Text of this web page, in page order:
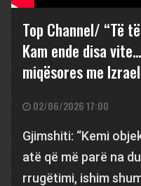
Top Channel/ “Të
Kam ende disa
miqësores me
02/06/2026 17:00
Gjimshiti: “Kemi
atë që më parë na
rrugëtimi, ishim